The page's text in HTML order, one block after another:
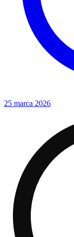
25 marca 2026